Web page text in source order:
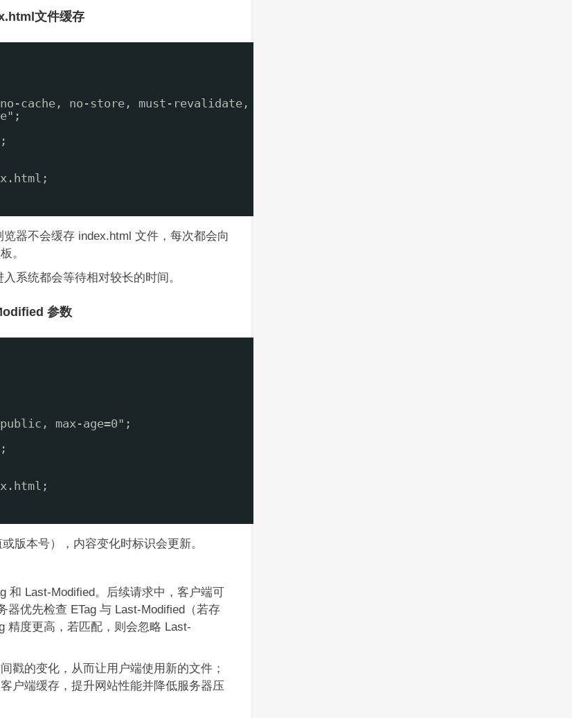
文件缓存
cache, no-store, must-revalidate, private";
器不会缓存 index.html 文件，每次都会向
。
系统都会等待相对较长的时间。
参数
max-age=0";
版本号），内容变化时标识会更新。
和 Last-Modified。后续请求中，客户端可
优先检查 ETag 与 Last-Modified（若存
精度更高，若匹配，则会忽略 Last-
戳的变化，从而让用户端使用新的文件；
户端缓存，提升网站性能并降低服务器压